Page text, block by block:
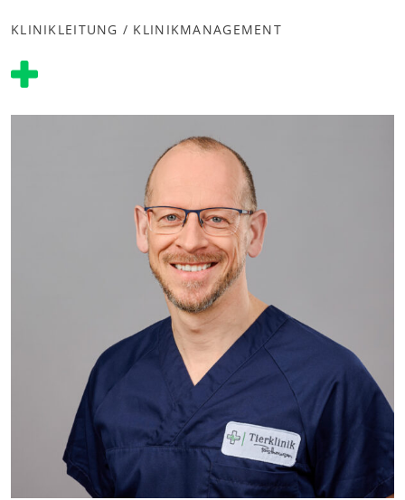
KLINIKLEITUNG / KLINIKMANAGEMENT